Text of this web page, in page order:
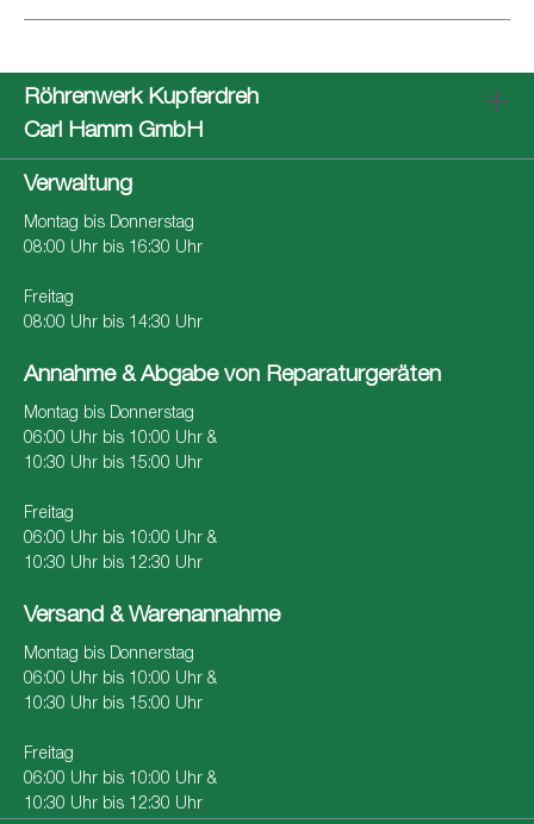
Röhrenwerk Kupferdreh
Carl Hamm GmbH
Verwaltung
Montag bis Donnerstag
08:00 Uhr bis 16:30 Uhr
Freitag
08:00 Uhr bis 14:30 Uhr
Annahme & Abgabe von Reparaturgeräten
Montag bis Donnerstag
06:00 Uhr bis 10:00 Uhr &
10:30 Uhr bis 15:00 Uhr
Freitag
06:00 Uhr bis 10:00 Uhr &
10:30 Uhr bis 12:30 Uhr
Versand & Warenannahme
Montag bis Donnerstag
06:00 Uhr bis 10:00 Uhr &
10:30 Uhr bis 15:00 Uhr
Freitag
06:00 Uhr bis 10:00 Uhr &
10:30 Uhr bis 12:30 Uhr